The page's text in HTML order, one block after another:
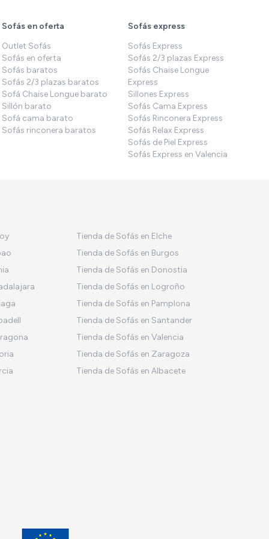
Sofás en oferta
Outlet Sofás
Sofás en oferta
Sofás baratos
Sofás 2/3 plazas baratos
Sofá Chaise Longue barato
Sillón barato
Sofá cama barato
Sofás rinconera baratos
Sofás express
Sofás Express
Sofás 2/3 plazas Express
Sofás Chaise Longue
Express
Sillones Express
Sofás Cama Express
Sofás Rinconera Express
Sofás Relax Express
Sofás de Piel Express
Sofás Express en Valencia
Tienda de Sofás en Elche
Tienda de Sofás en Burgos
Tienda de Sofás en Donostia
Tienda de Sofás en Logroño
Tienda de Sofás en Pamplona
Tienda de Sofás en Santander
Tienda de Sofás en Valencia
Tienda de Sofás en Zaragoza
Tienda de Sofás en Albacete